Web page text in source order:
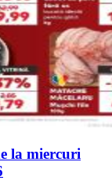
la miercuri